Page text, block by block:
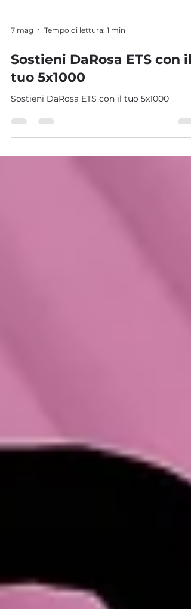
Tempo di lettura: 1 min
Sostieni DaRosa ETS con il
tuo 5x1000
Sostieni DaRosa ETS con il tuo 5x1000